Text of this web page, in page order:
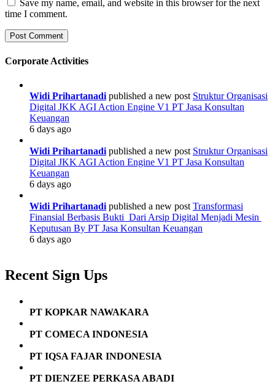
Save my name, email, and website in this browser for the next
time I comment.
Corporate Activities
Widi Prihartanadi published a new post Struktur Organisasi
Digital JKK AGI Action Engine V1 PT Jasa Konsultan
Keuangan
6 days ago
Widi Prihartanadi published a new post Struktur Organisasi
Digital JKK AGI Action Engine V1 PT Jasa Konsultan
Keuangan
6 days ago
Widi Prihartanadi published a new post Transformasi
Finansial Berbasis Bukti Dari Arsip Digital Menjadi Mesin
Keputusan By PT Jasa Konsultan Keuangan
6 days ago
Recent Sign Ups
PT KOPKAR NAWAKARA
PT COMECA INDONESIA
PT IQSA FAJAR INDONESIA
PT DIENZEE PERKASA ABADI